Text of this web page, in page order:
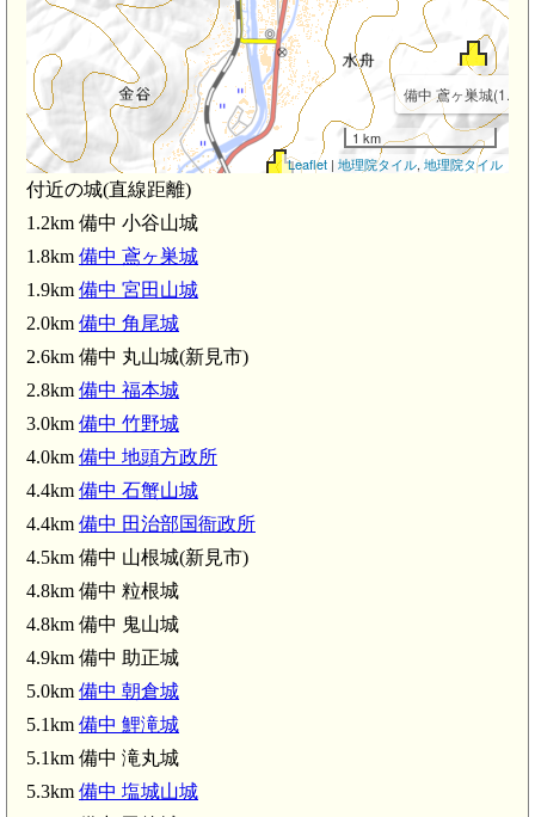
備中 鳶ヶ巣城
備中 助正城(4.9km)
1 km
Leaflet | 地理院タイル, 地理院タイル
付近の城(直線距離)
1.2km 備中 小谷山城
1.8km 備中 鳶ヶ巣城
1.9km 備中 宮田山城
2.0km 備中 角尾城
2.6km 備中 丸山城(新見市)
2.8km 備中 福本城
3.0km 備中 竹野城
4.0km 備中 地頭方政所
4.4km 備中 石蟹山城
4.4km 備中 田治部国衙政所
4.5km 備中 山根城(新見市)
4.8km 備中 粒根城
4.8km 備中 鬼山城
4.9km 備中 助正城
5.0km 備中 朝倉城
5.1km 備中 鯉滝城
5.1km 備中 滝丸城
5.3km 備中 塩城山城